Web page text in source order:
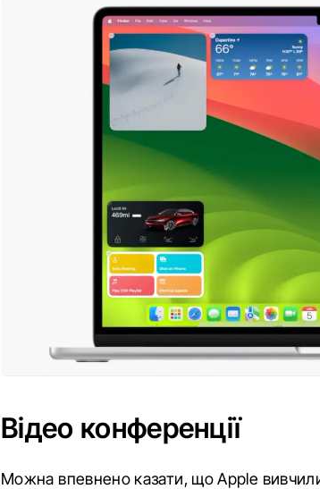
Відео конференції
Можна впевнено казати, що Apple вивчили